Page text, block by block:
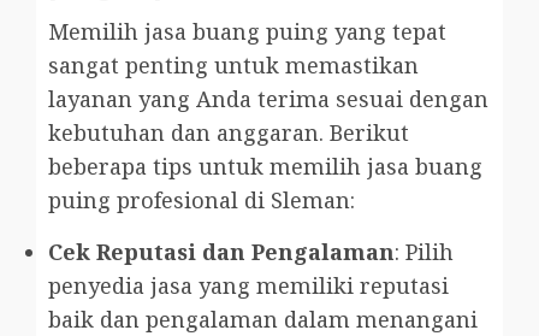
Memilih jasa buang puing yang tepat
sangat penting untuk memastikan
layanan yang Anda terima sesuai dengan
kebutuhan dan anggaran. Berikut
beberapa tips untuk memilih jasa buang
puing profesional di Sleman:
Cek Reputasi dan Pengalaman: Pilih
penyedia jasa yang memiliki reputasi
baik dan pengalaman dalam menangani